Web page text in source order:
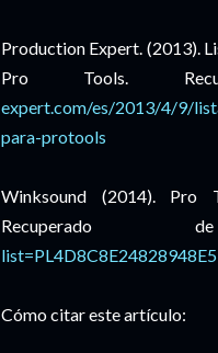
Production Expert. (2013).
Pro Tools.
expert.com/es/2013/4/9/
para-protools
Winksound (2014). Pro
list=PL4D8C8E24828948E5
Cómo citar este artículo: